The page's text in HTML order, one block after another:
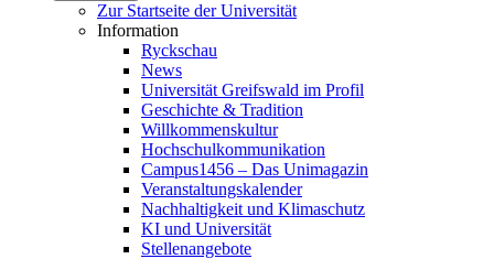
Zur Startseite der Universität
Information
Ryckschau
News
Universität Greifswald im Profil
Geschichte & Tradition
Willkommenskultur
Hochschulkommunikation
Campus1456 – Das Unimagazin
Veranstaltungskalender
Nachhaltigkeit und Klimaschutz
KI und Universität
Stellenangebote